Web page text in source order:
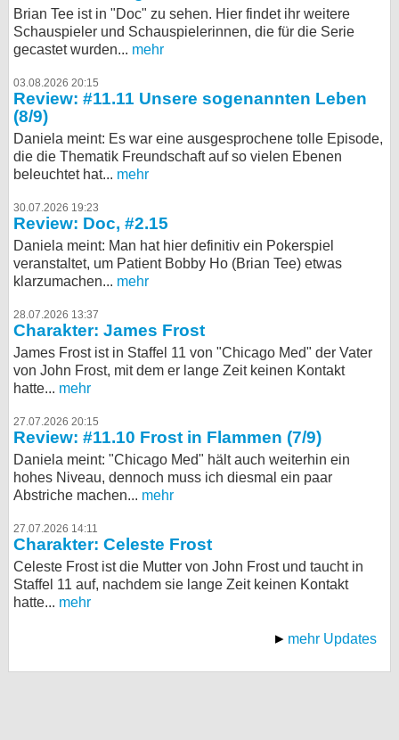
Brian Tee ist in "Doc" zu sehen. Hier findet ihr weitere
Schauspieler und Schauspielerinnen, die für die Serie
gecastet wurden... mehr
03.08.2026 20:15
Review: #11.11 Unsere sogenannten Leben
(8/9)
Daniela meint: Es war eine ausgesprochene tolle Episode,
die die Thematik Freundschaft auf so vielen Ebenen
beleuchtet hat... mehr
30.07.2026 19:23
Review: Doc, #2.15
Daniela meint: Man hat hier definitiv ein Pokerspiel
veranstaltet, um Patient Bobby Ho (Brian Tee) etwas
klarzumachen... mehr
28.07.2026 13:37
Charakter: James Frost
James Frost ist in Staffel 11 von "Chicago Med" der Vater
von John Frost, mit dem er lange Zeit keinen Kontakt
hatte... mehr
27.07.2026 20:15
Review: #11.10 Frost in Flammen (7/9)
Daniela meint: "Chicago Med" hält auch weiterhin ein
hohes Niveau, dennoch muss ich diesmal ein paar
Abstriche machen... mehr
27.07.2026 14:11
Charakter: Celeste Frost
Celeste Frost ist die Mutter von John Frost und taucht in
Staffel 11 auf, nachdem sie lange Zeit keinen Kontakt
hatte... mehr
mehr Updates